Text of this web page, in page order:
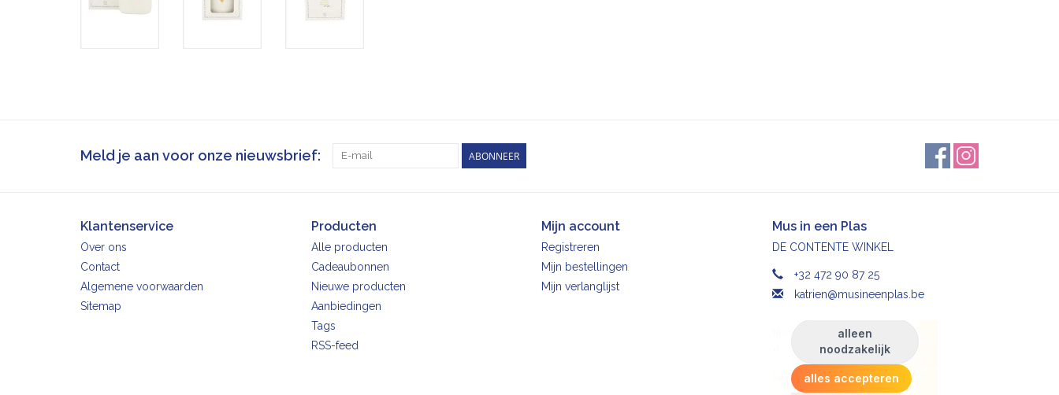
Meld je aan voor onze nieuwsbrief: ABONNEER
Klantenservice
Over ons
Contact
Algemene voorwaarden
Sitemap
Producten
Alle producten
Cadeaubonnen
Nieuwe producten
Aanbiedingen
Tags
RSS-feed
Mijn account
Registreren
Mijn bestellingen
Mijn verlanglijst
Mus in een Plas
DE CONTENTE WINKEL
+32 472 90 87 25
katrien@musineenplas.be